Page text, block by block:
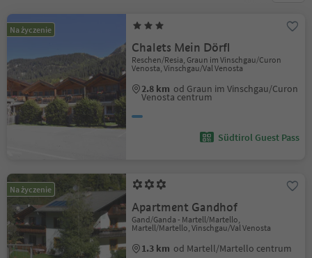
Na życzenie
Chalets Mein Dörfl
Reschen/Resia, Graun im Vinschgau/Curon
Venosta, Vinschgau/Val Venosta
2.8 km od Graun im Vinschgau/Curon
Venosta centrum
Südtirol Guest Pass
Na życzenie
Apartment Gandhof
Gand/Ganda - Martell/Martello,
Martell/Martello, Vinschgau/Val Venosta
1.3 km od Martell/Martello centrum